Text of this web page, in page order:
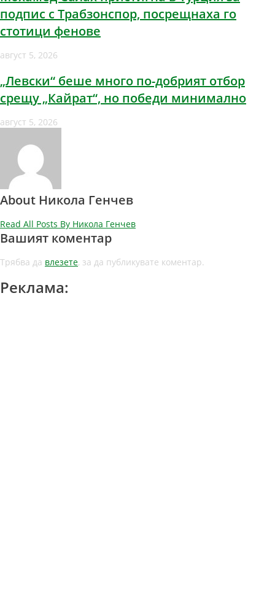
подпис с Трабзонспор, посрещнаха го
стотици фенове
август 5, 2026
„Левски“ беше много по-добрият отбор
срещу „Кайрат“, но победи минимално
август 5, 2026
About Никола Генчев
Read All Posts By Никола Генчев
Вашият коментар
Трябва да влезете, за да публикувате коментар.
Реклама: